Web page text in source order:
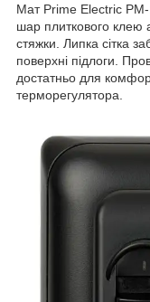
Мат Prime Electric
шар плиткового клею
стяжки. Липка сітка
поверхні підлоги.
достатньо для
терморегулятора.